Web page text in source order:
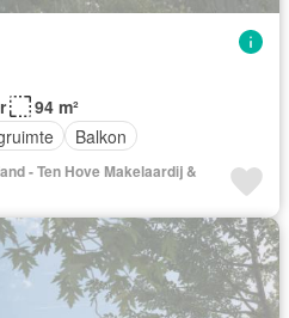
94 m²
Balkon
- Ten Hove Makelaardij &